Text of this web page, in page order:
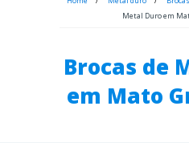
Metal Duro em
Brocas de
em Mato